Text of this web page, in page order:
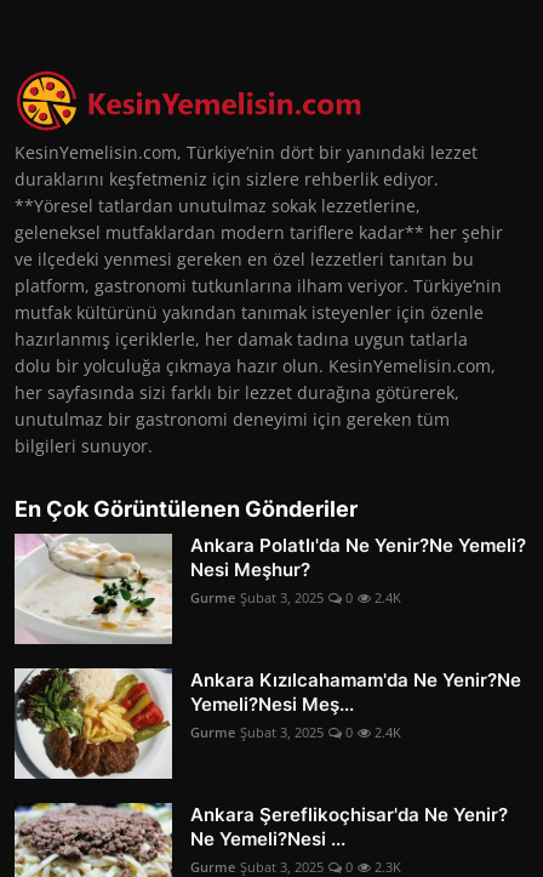
KesinYemelisin.com, Türkiye’nin dört bir yanındaki lezzet
duraklarını keşfetmeniz için sizlere rehberlik ediyor.
**Yöresel tatlardan unutulmaz sokak lezzetlerine,
geleneksel mutfaklardan modern tariflere kadar** her şehir
ve ilçedeki yenmesi gereken en özel lezzetleri tanıtan bu
platform, gastronomi tutkunlarına ilham veriyor. Türkiye’nin
mutfak kültürünü yakından tanımak isteyenler için özenle
hazırlanmış içeriklerle, her damak tadına uygun tatlarla
dolu bir yolculuğa çıkmaya hazır olun. KesinYemelisin.com,
her sayfasında sizi farklı bir lezzet durağına götürerek,
unutulmaz bir gastronomi deneyimi için gereken tüm
bilgileri sunuyor.
En Çok Görüntülenen Gönderiler
Ankara Polatlı'da Ne Yenir?Ne Yemeli?
Nesi Meşhur?
Gurme Şubat 3, 2025 0 2.4K
Ankara Kızılcahamam'da Ne Yenir?Ne
Yemeli?Nesi Meş...
Gurme Şubat 3, 2025 0 2.4K
Ankara Şereflikoçhisar'da Ne Yenir?
Ne Yemeli?Nesi ...
Gurme Şubat 3, 2025 0 2.3K